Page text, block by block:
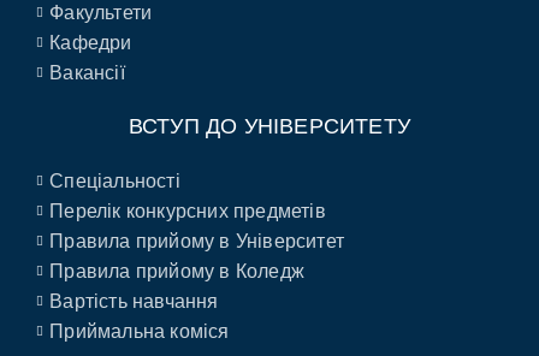
Факультети
Кафедри
Вакансії
ВСТУП ДО УНІВЕРСИТЕТУ
Спеціальності
Перелік конкурсних предметів
Правила прийому в Університет
Правила прийому в Коледж
Вартість навчання
Приймальна коміся